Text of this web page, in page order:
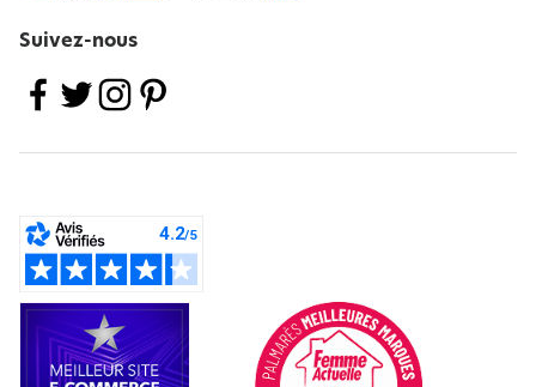
Suivez-nous